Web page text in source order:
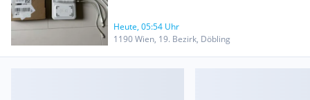
Heute, 05:54 Uhr
1190 Wien, 19. Bezirk, Döbling